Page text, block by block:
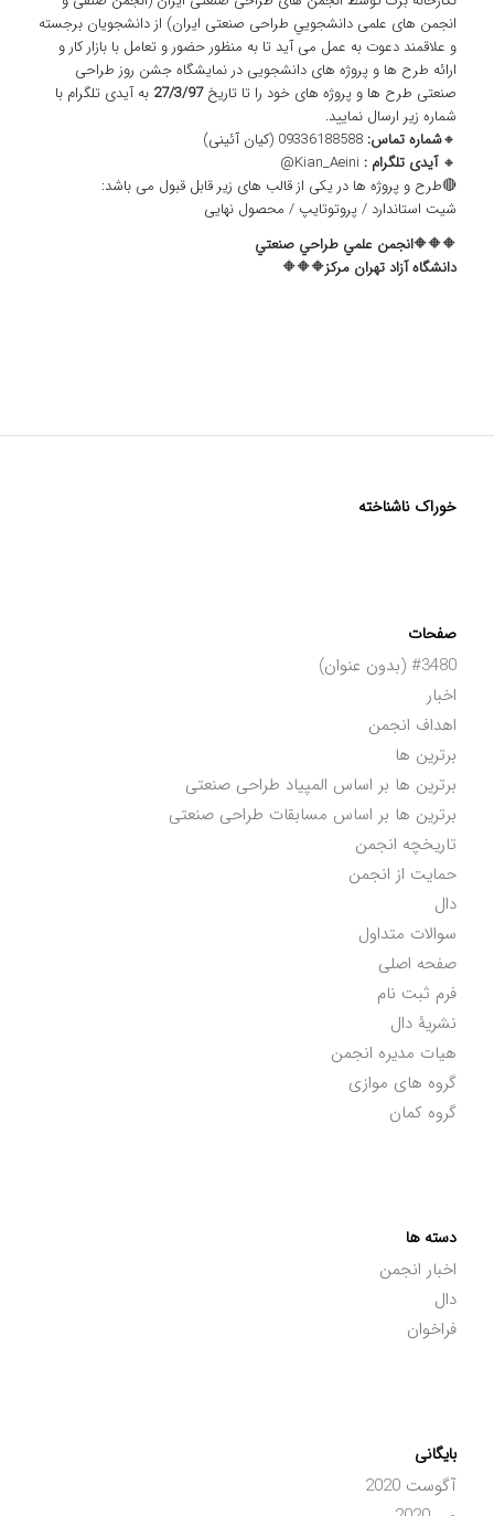
انجمن های علمی دانشجويي طراحی صنعتی ایران) از دانشجویان برجسته
و علاقمند دعوت به عمل می آید تا به منظور حضور و تعامل با بازار کار و
ارائه طرح ها و پروژه های دانشجویی در نمایشگاه جشن روز طراحی
صنعتی طرح ها و پروژه های خود را تا تاریخ27/3/97 به آیدی تلگرام با
شماره زیر ارسال نمایید.
🔸شماره تماس:09336188588 (کیان آئینی)
🔸آیدی تلگرام :Kian_Aeini@
🔴طرح و پروژه ها در یکی از قالب های زیر قابل قبول می باشد:
شیت استاندارد / پروتوتایپ / محصول نهایی
🔶🔶🔶انجمن علمي طراحي صنعتي
دانشگاه آزاد تهران مركز🔶🔶🔶
خوراک ناشناخته
صفحات
#3480 (بدون عنوان)
اخبار
اهداف انجمن
برترین ها
برترین ها بر اساس المپیاد طراحی صنعتی
برترین ها بر اساس مسابقات طراحی صنعتی
تاریخچه انجمن
حمایت از انجمن
دال
سوالات متداول
صفحه اصلی
فرم ثبت نام
نشریۀ دال
هیات مدیره انجمن
گروه های موازی
گروه کمان
دسته ها
اخبار انجمن
دال
فراخوان
بایگانی
آگوست 2020